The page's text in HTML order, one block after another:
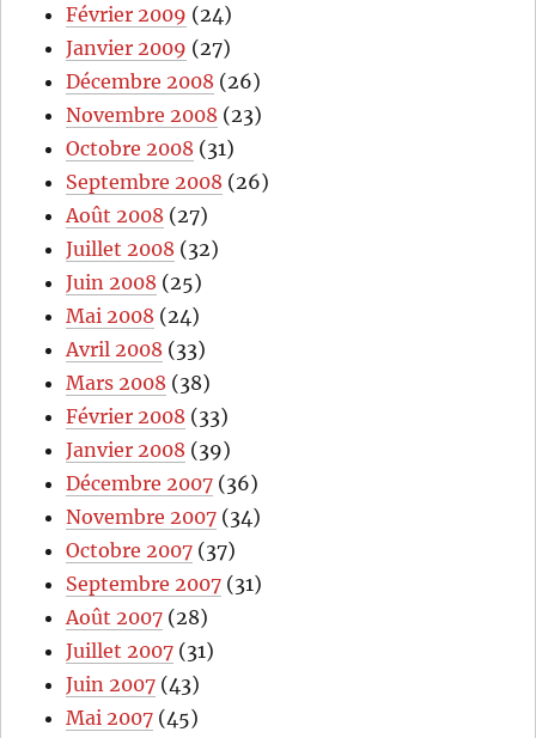
Février 2009 (24)
Janvier 2009 (27)
Décembre 2008 (26)
Novembre 2008 (23)
Octobre 2008 (31)
Septembre 2008 (26)
Août 2008 (27)
Juillet 2008 (32)
Juin 2008 (25)
Mai 2008 (24)
Avril 2008 (33)
Mars 2008 (38)
Février 2008 (33)
Janvier 2008 (39)
Décembre 2007 (36)
Novembre 2007 (34)
Octobre 2007 (37)
Septembre 2007 (31)
Août 2007 (28)
Juillet 2007 (31)
Juin 2007 (43)
Mai 2007 (45)